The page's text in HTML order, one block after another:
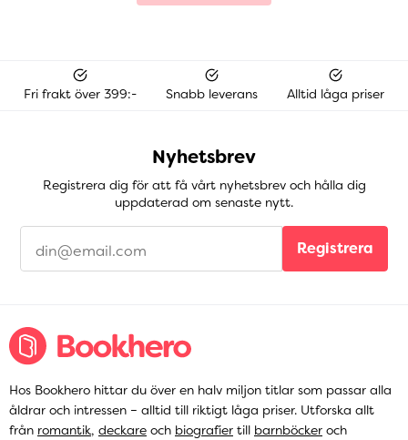
Fri frakt över 399:- Snabb leverans Alltid låga priser
Nyhetsbrev
Registrera dig för att få vårt nyhetsbrev och hålla dig
uppdaterad om senaste nytt.
Registrera
Hos Bookhero hittar du över en halv miljon titlar som passar alla
åldrar och intressen – alltid till riktigt låga priser. Utforska allt
från romantik, deckare och biografier till barnböcker och